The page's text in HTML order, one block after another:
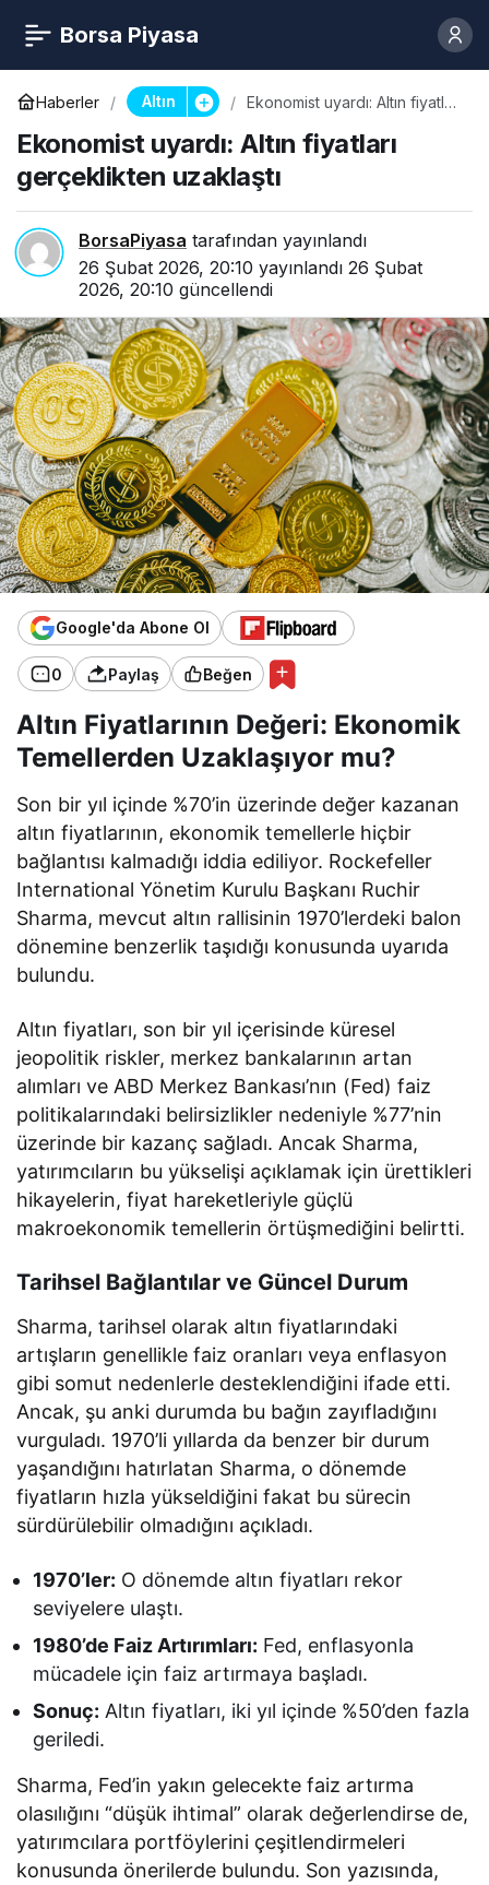
Borsa Piyasa
Haberler Altın
Ekonomist uyardı: Altın fiyatları
Ekonomist uyardı: Altın fiyatları
gerçeklikten uzaklaştı
BorsaPiyasa tarafından yayınlandı
26 Şubat 2026, 20:10 yayınlandı 26 Şubat
2026, 20:10 güncellendi
Google'da Abone Ol
0 Paylaş Beğen
Altın Fiyatlarının Değeri: Ekonomik
Temellerden Uzaklaşıyor mu?
Son bir yıl içinde %70’in üzerinde değer kazanan
altın fiyatlarının, ekonomik temellerle hiçbir
bağlantısı kalmadığı iddia ediliyor. Rockefeller
International Yönetim Kurulu Başkanı Ruchir
Sharma, mevcut altın rallisinin 1970’lerdeki balon
dönemine benzerlik taşıdığı konusunda uyarıda
bulundu.
Altın fiyatları, son bir yıl içerisinde küresel
jeopolitik riskler, merkez bankalarının artan
alımları ve ABD Merkez Bankası’nın (Fed) faiz
politikalarındaki belirsizlikler nedeniyle %77’nin
üzerinde bir kazanç sağladı. Ancak Sharma,
yatırımcıların bu yükselişi açıklamak için ürettikleri
hikayelerin, fiyat hareketleriyle güçlü
makroekonomik temellerin örtüşmediğini belirtti.
Tarihsel Bağlantılar ve Güncel Durum
Sharma, tarihsel olarak altın fiyatlarındaki
artışların genellikle faiz oranları veya enflasyon
gibi somut nedenlerle desteklendiğini ifade etti.
Ancak, şu anki durumda bu bağın zayıfladığını
vurguladı. 1970’li yıllarda da benzer bir durum
yaşandığını hatırlatan Sharma, o dönemde
fiyatların hızla yükseldiğini fakat bu sürecin
sürdürülebilir olmadığını açıkladı.
1970’ler: O dönemde altın fiyatları rekor
seviyelere ulaştı.
1980’de Faiz Artırımları: Fed, enflasyonla
mücadele için faiz artırmaya başladı.
Sonuç: Altın fiyatları, iki yıl içinde %50’den fazla
geriledi.
Sharma, Fed’in yakın gelecekte faiz artırma
olasılığını “düşük ihtimal” olarak değerlendirse de,
yatırımcılara portföylerini çeşitlendirmeleri
konusunda önerilerde bulundu. Son yazısında,